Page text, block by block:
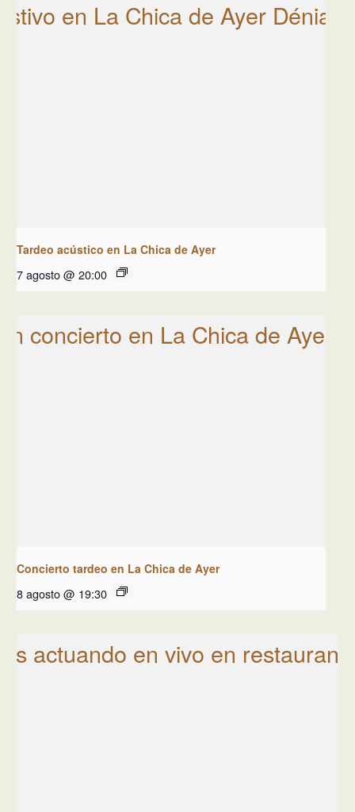
Tardeo acústico en La Chica de Ayer
7 agosto @ 20:00
Concierto tardeo en La Chica de Ayer
8 agosto @ 19:30